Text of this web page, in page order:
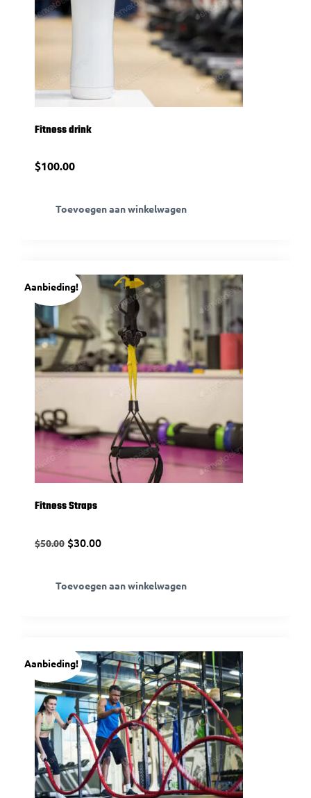
Fitness drink
$100.00
Toevoegen aan winkelwagen
Aanbieding!
Fitness Straps
$50.00 $30.00
Toevoegen aan winkelwagen
Aanbieding!